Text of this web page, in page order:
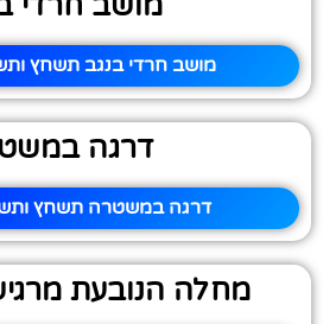
מושב חרדי בנגב תשחץ
דרגה
דרגה במשטרה תשחץ
מחלה הנובעת